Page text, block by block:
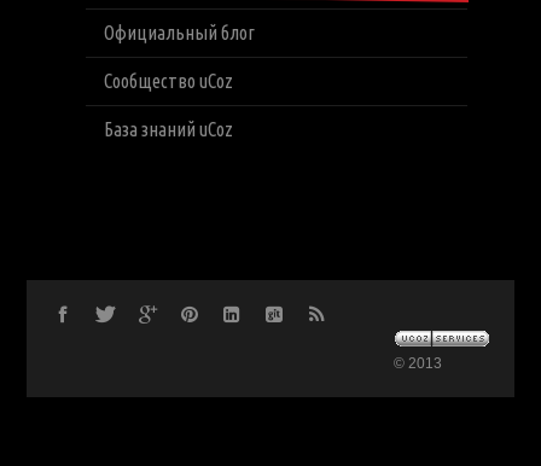
Официальный блог
Сообщество uCoz
База знаний uCoz
© 2013